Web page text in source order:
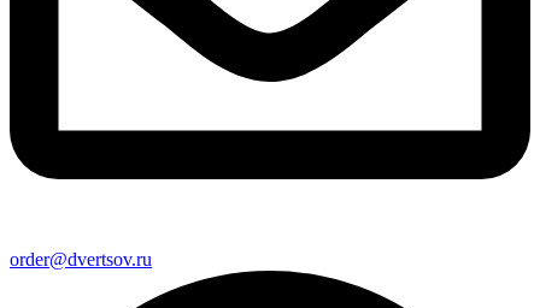
order@dvertsov.ru